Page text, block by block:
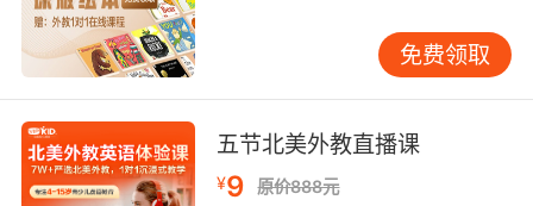
免费领取
五节北美外教直播课
¥9 原价888元